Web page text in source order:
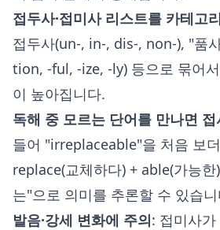
접두사·접미사 리스트를 카테고
접두사(un-, in-, dis-, non-), "품
tion, -ful, -ize, -ly) 등으로 묶어
이 높아집니다.
독해 중 모르는 단어를 만나면 접
들어 "irreplaceable"을 처음 보
replace(교체하다) + able(가능
는"으로 의미를 추론할 수 있습
발음·강세 변화에 주의: 접미사